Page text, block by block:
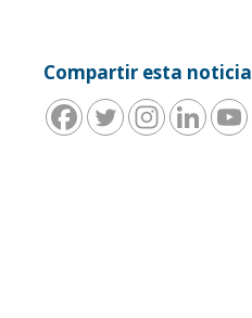
Compartir esta noticia